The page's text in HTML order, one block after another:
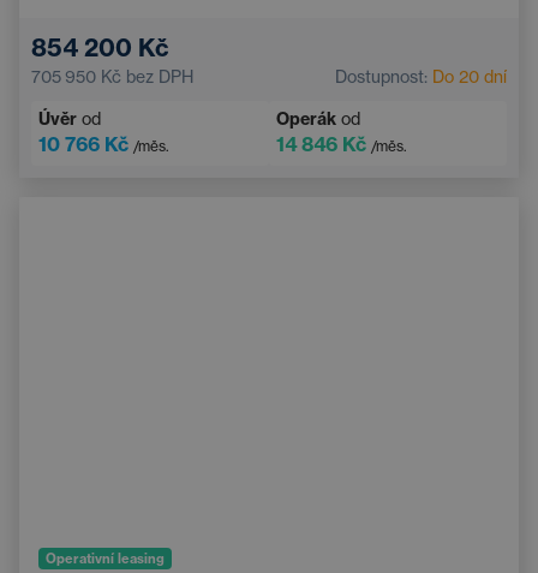
Asistent hlídání jízdy v pruhu
Parkovací kamera Elektricky nastavitelná sedadla
854 200 Kč
705 950 Kč bez DPH Dostupnost: Do 20 dní
Úvěr od
10 766 Kč /měs.
Operák od
14 846 Kč /měs.
Operativní leasing